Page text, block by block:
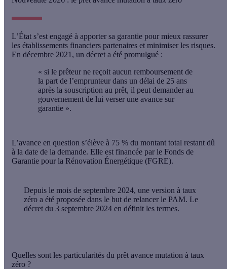
L’État s’est engagé à apporter sa garantie pour mieux rassurer
les établissements financiers partenaires et minimiser les risques.
En décembre 2021, un décret a été promulgué :
« si le prêteur ne reçoit aucun remboursement de
la part de l’emprunteur dans un délai de 25 ans
après la souscription au prêt, il peut demander au
gouvernement de lui verser une avance sur
garantie ».
L’avance en question s’élève à 75 % du montant total restant dû
à la date de la demande. Elle est financée par le Fonds de
Garantie pour la Rénovation Énergétique (FGRE).
Depuis le mois de septembre 2024, une version à taux
zéro a été proposée dans le but de relancer le PAM. Le
décret du 3 septembre 2024 en définit les termes.
Quelles sont les particularités du prêt avance mutation à taux
zéro ?